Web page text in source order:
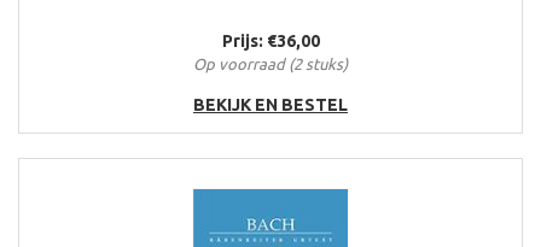
Prijs: €36,00
Op voorraad (2 stuks)
BEKIJK EN BESTEL